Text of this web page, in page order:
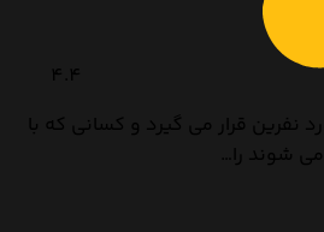
4.4
نفرین قرار می گیرد و کسانی که با
شوند را…